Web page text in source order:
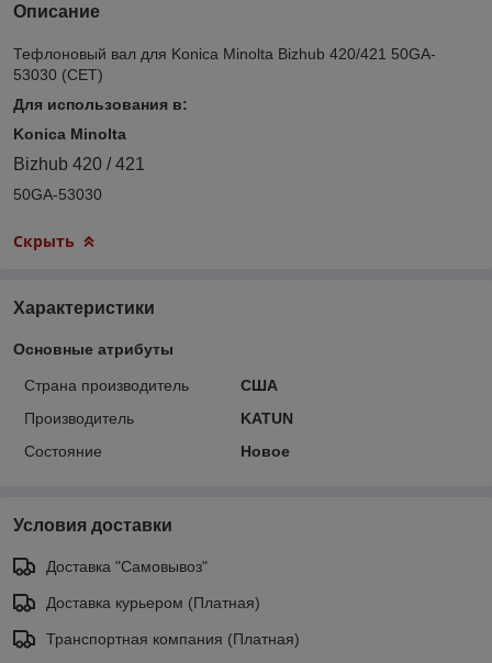
Описание
Тефлоновый вал для Konica Minolta Bizhub 420/421 50GA-
53030 (CET)
Для использования в:
Konica Minolta
Bizhub 420 / 421
50GA-53030
Скрыть
Характеристики
Основные атрибуты
Страна производитель
США
Производитель
KATUN
Состояние
Новое
Условия доставки
Доставка "Самовывоз"
Доставка курьером (Платная)
Транспортная компания (Платная)